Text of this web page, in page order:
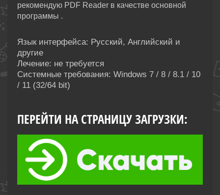
рекомендую PDF Reader в качестве основной
программы .
Язык интерфейса: Русский, Английский и
другие
Лечение: не требуется
Системные требования: Windows 7 / 8 / 8.1 / 10
/ 11 (32/64 bit)
ПЕРЕЙТИ НА СТРАНИЦУ ЗАГРУЗКИ: